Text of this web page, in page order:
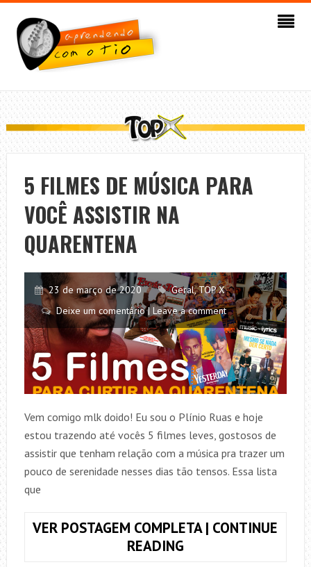
5 FILMES DE MÚSICA PARA
VOCÊ ASSISTIR NA
QUARENTENA
23 de março de 2020 Geral,TOP X
Deixe um comentário | Leave a comment
Vem comigo mlk doido! Eu sou o Plínio Ruas e hoje
estou trazendo até vocês 5 filmes leves, gostosos de
assistir que tenham relação com a música pra trazer um
pouco de serenidade nesses dias tão tensos. Essa lista
que
VER POSTAGEM COMPLETA | CONTINUE
READING5